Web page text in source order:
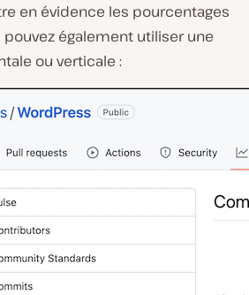
en évidence les pourcentages
pouvez également utiliser une
ou verticale :